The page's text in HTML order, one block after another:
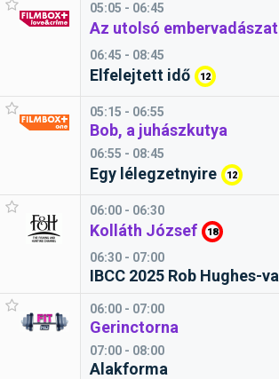
05:05 - 06:45
Az utolsó embervadászat
06:45 - 08:45
Elfelejtett idő 12
05:15 - 06:55
Bob, a juhászkutya
06:55 - 08:45
Egy lélegzetnyire 12
06:00 - 06:30
Kolláth József 18
06:30 - 07:00
IBCC 2025 Rob Hughes-val
06:00 - 07:00
Gerinctorna
07:00 - 08:00
Alakforma